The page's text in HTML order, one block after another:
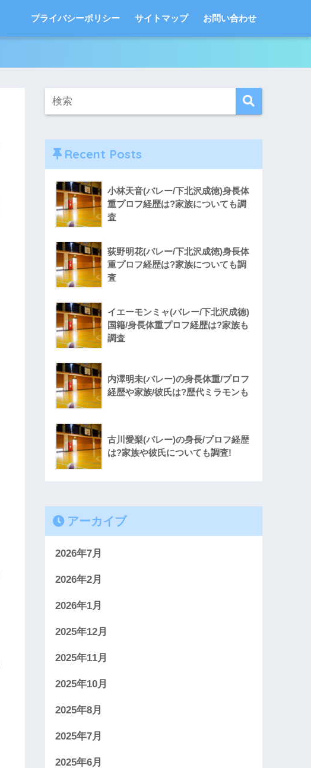
プライバシーポリシー サイトマップ お問い合わせ
Recent Posts
小林天音(バレー/下北沢成徳)身長体
重プロフ経歴は?家族についても調
査
荻野明花(バレー/下北沢成徳)身長体
重プロフ経歴は?家族についても調
査
イエーモンミャ(バレー/下北沢成徳)
国籍/身長体重プロフ経歴は?家族も
調査
内澤明未(バレー)の身長体重/プロフ
経歴や家族/彼氏は?歴代ミラモンも
古川愛梨(バレー)の身長/プロフ経歴
は?家族や彼氏についても調査!
アーカイブ
2026年7月
2026年2月
2026年1月
2025年12月
2025年11月
2025年10月
2025年8月
2025年7月
2025年6月